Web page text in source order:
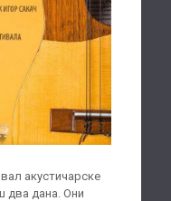
акустичарске
два дана. Они